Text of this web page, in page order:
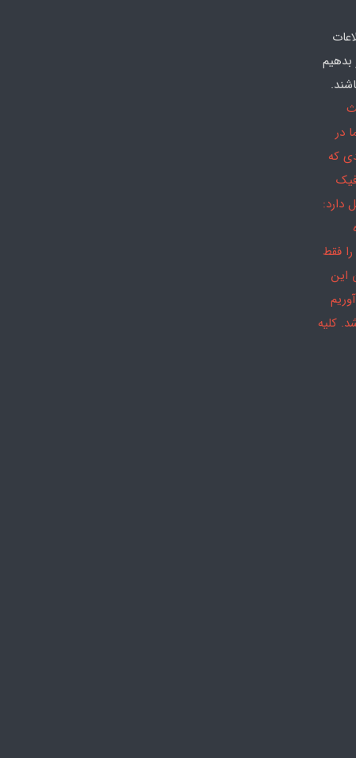
بدهیم
در
که
دارد:
فقط
این
کلیه